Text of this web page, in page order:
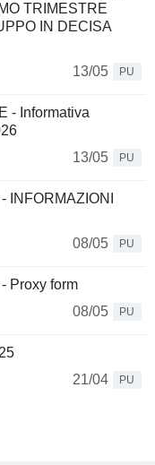
TRIMESTRE
IN DECISA
13/05
PU
- Informativa
13/05
PU
INFORMAZIONI
08/05
PU
Proxy form
08/05
PU
21/04
PU